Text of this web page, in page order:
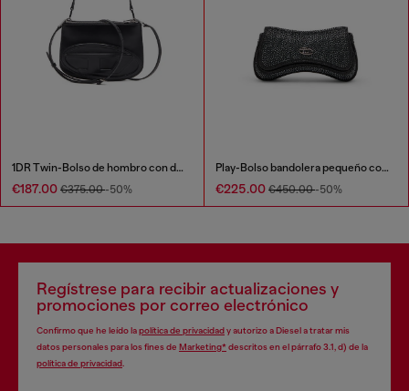
1DR Twin-Bolso de hombro con doble bolsillo en cuero estampado
€187.00 €375.00-50%
Play-Bolso bandolera pequeño con cristales
€225.00 €450.00-50%
Regístrese para recibir actualizaciones y
promociones por correo electrónico
Confirmo que he leído lapolítica de privacidady autorizo a Diesel a tratar mis
datos personales para los fines de Marketing*descritos en el párrafo 3.1, d) de la
política de privacidad